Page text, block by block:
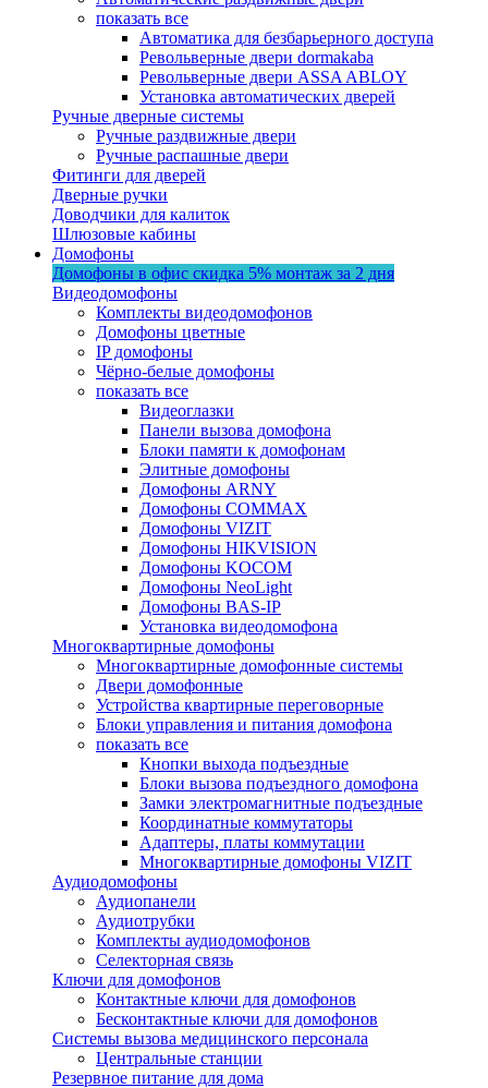
показать все
Автоматика для безбарьерного доступа
Револьверные двери dormakaba
Револьверные двери ASSA ABLOY
Установка автоматических дверей
Ручные дверные системы
Ручные раздвижные двери
Ручные распашные двери
Фитинги для дверей
Дверные ручки
Доводчики для калиток
Шлюзовые кабины
Домофоны
Домофоны в офис скидка 5% монтаж за 2 дня
Видеодомофоны
Комплекты видеодомофонов
Домофоны цветные
IP домофоны
Чёрно-белые домофоны
показать все
Видеоглазки
Панели вызова домофона
Блоки памяти к домофонам
Элитные домофоны
Домофоны ARNY
Домофоны COMMAX
Домофоны VIZIT
Домофоны HIKVISION
Домофоны KOCOM
Домофоны NeoLight
Домофоны BAS-IP
Установка видеодомофона
Многоквартирные домофоны
Многоквартирные домофонные системы
Двери домофонные
Устройства квартирные переговорные
Блоки управления и питания домофона
показать все
Кнопки выхода подъездные
Блоки вызова подъездного домофона
Замки электромагнитные подъездные
Координатные коммутаторы
Адаптеры, платы коммутации
Многоквартирные домофоны VIZIT
Аудиодомофоны
Аудиопанели
Аудиотрубки
Комплекты аудиодомофонов
Селекторная связь
Ключи для домофонов
Контактные ключи для домофонов
Бесконтактные ключи для домофонов
Системы вызова медицинского персонала
Центральные станции
Резервное питание для дома